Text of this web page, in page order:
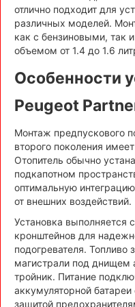
отлично подходит для
различных моделей.
как с бензиновыми, так
объемом от 1.4 до 1.6
Особенности
Peugeot
Монтаж предпускового
второго поколения
Отопитель обычно
подкапотном
оптимальную
от внешних воздействий.
Установка выполняется
кронштейнов для
подогревателя. Топливо
магистрали под днищем
тройник. Питание
аккумуляторной
защитой